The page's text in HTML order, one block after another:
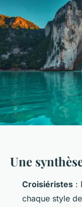
Une
Croisiéristes :
chaque style